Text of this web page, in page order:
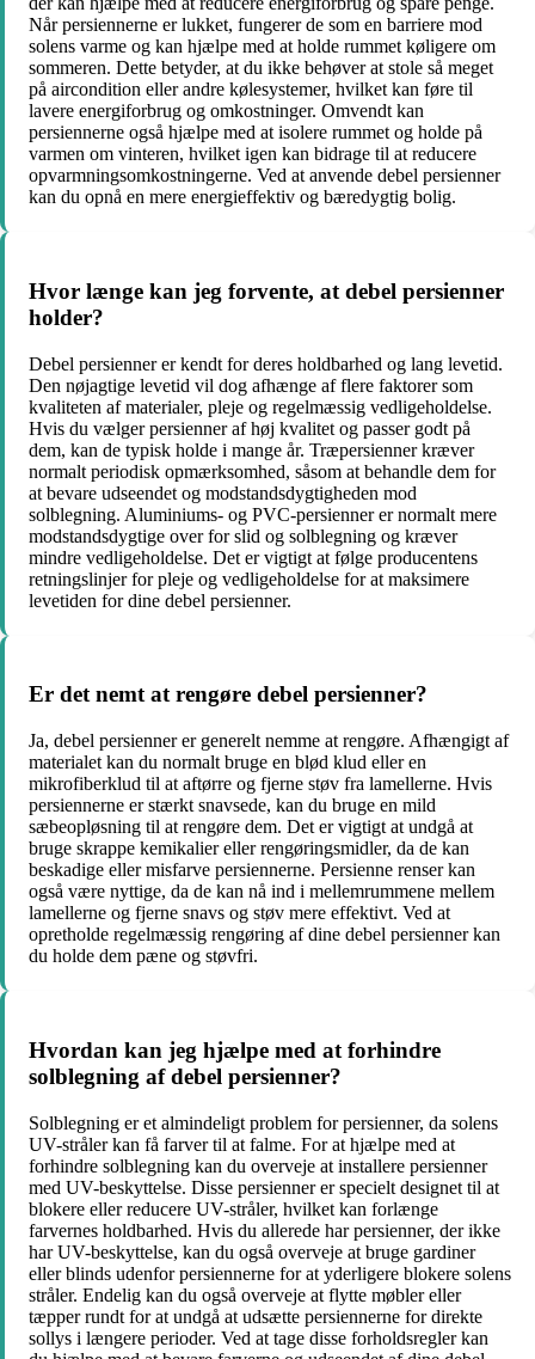
Når persiennerne er lukket, fungerer de som en barriere mod
solens varme og kan hjælpe med at holde rummet køligere om
sommeren. Dette betyder, at du ikke behøver at stole så meget
på aircondition eller andre kølesystemer, hvilket kan føre til
lavere energiforbrug og omkostninger. Omvendt kan
persiennerne også hjælpe med at isolere rummet og holde på
varmen om vinteren, hvilket igen kan bidrage til at reducere
opvarmningsomkostningerne. Ved at anvende debel persienner
kan du opnå en mere energieffektiv og bæredygtig bolig.
Hvor længe kan jeg forvente, at debel persienner
holder?
Debel persienner er kendt for deres holdbarhed og lang levetid.
Den nøjagtige levetid vil dog afhænge af flere faktorer som
kvaliteten af ​​materialer, pleje og regelmæssig vedligeholdelse.
Hvis du vælger persienner af høj kvalitet og passer godt på
dem, kan de typisk holde i mange år. Træpersienner kræver
normalt periodisk opmærksomhed, såsom at behandle dem for
at bevare udseendet og modstandsdygtigheden mod
solblegning. Aluminiums- og PVC-persienner er normalt mere
modstandsdygtige over for slid og solblegning og kræver
mindre vedligeholdelse. Det er vigtigt at følge producentens
retningslinjer for pleje og vedligeholdelse for at maksimere
levetiden for dine debel persienner.
Er det nemt at rengøre debel persienner?
Ja, debel persienner er generelt nemme at rengøre. Afhængigt af
materialet kan du normalt bruge en blød klud eller en
mikrofiberklud til at aftørre og fjerne støv fra lamellerne. Hvis
persiennerne er stærkt snavsede, kan du bruge en mild
sæbeopløsning til at rengøre dem. Det er vigtigt at undgå at
bruge skrappe kemikalier eller rengøringsmidler, da de kan
beskadige eller misfarve persiennerne. Persienne renser kan
også være nyttige, da de kan nå ind i mellemrummene mellem
lamellerne og fjerne snavs og støv mere effektivt. Ved at
opretholde regelmæssig rengøring af dine debel persienner kan
du holde dem pæne og støvfri.
Hvordan kan jeg hjælpe med at forhindre
solblegning af debel persienner?
Solblegning er et almindeligt problem for persienner, da solens
UV-stråler kan få farver til at falme. For at hjælpe med at
forhindre solblegning kan du overveje at installere persienner
med UV-beskyttelse. Disse persienner er specielt designet til at
blokere eller reducere UV-stråler, hvilket kan forlænge
farvernes holdbarhed. Hvis du allerede har persienner, der ikke
har UV-beskyttelse, kan du også overveje at bruge gardiner
eller blinds udenfor persiennerne for at yderligere blokere solens
stråler. Endelig kan du også overveje at flytte møbler eller
tæpper rundt for at undgå at udsætte persiennerne for direkte
sollys i længere perioder. Ved at tage disse forholdsregler kan